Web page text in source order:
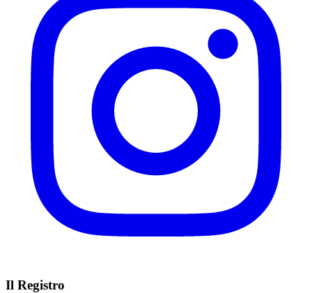
Il Registro